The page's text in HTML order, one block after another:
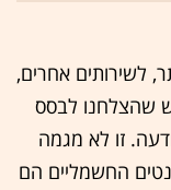
לשירותים אחרים,
שהצלחנו לבסס
זו לא מגמה
החשמליים הם